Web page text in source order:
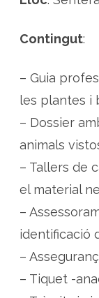
Contingut:
– Guia
les plantes i
– Dossier
animals
– Tallers de
el material
–
identificació
–
– Tiquet -